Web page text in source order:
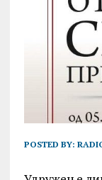
POSTED BY: